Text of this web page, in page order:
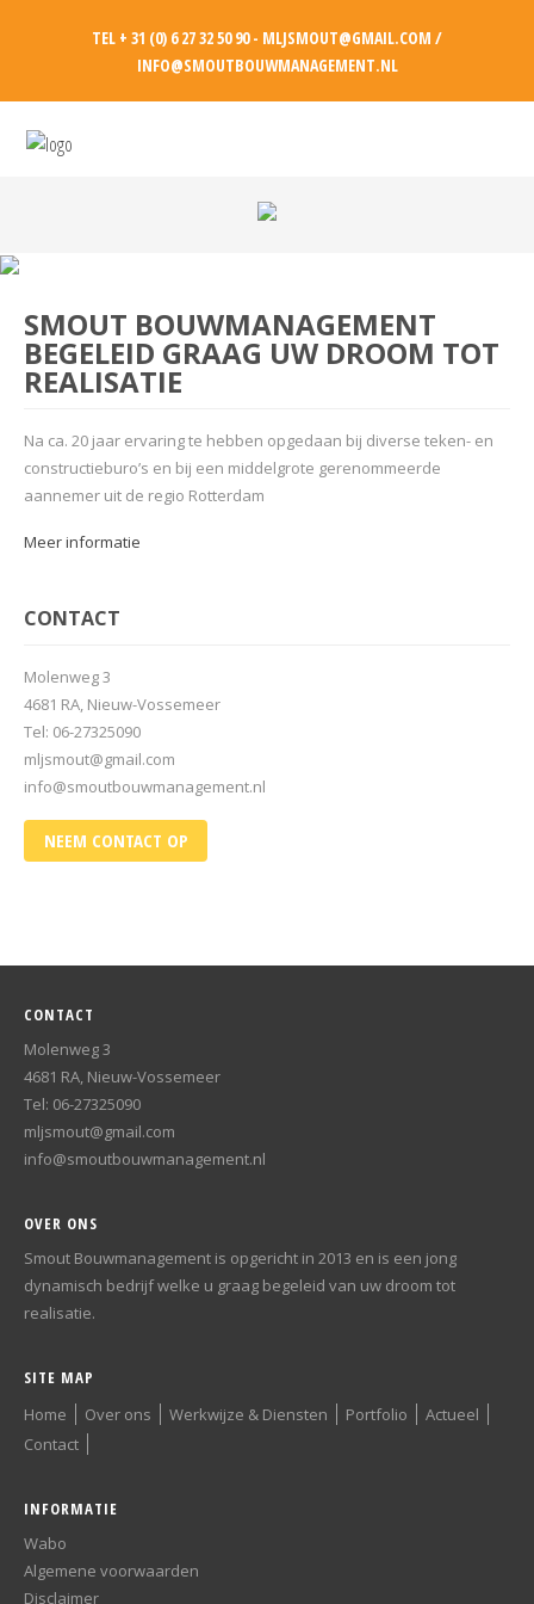
TEL + 31 (0) 6 27 32 50 90 - MLJSMOUT@GMAIL.COM /
INFO@SMOUTBOUWMANAGEMENT.NL
SMOUT BOUWMANAGEMENT
BEGELEID GRAAG UW DROOM TOT
REALISATIE
Na ca. 20 jaar ervaring te hebben opgedaan bij diverse teken- en
constructieburo’s en bij een middelgrote gerenommeerde
aannemer uit de regio Rotterdam
Meer informatie
CONTACT
Molenweg 3
4681 RA, Nieuw-Vossemeer
Tel: 06-27325090
mljsmout@gmail.com
info@smoutbouwmanagement.nl
NEEM CONTACT OP
CONTACT
Molenweg 3
4681 RA, Nieuw-Vossemeer
Tel: 06-27325090
mljsmout@gmail.com
info@smoutbouwmanagement.nl
OVER ONS
Smout Bouwmanagement is opgericht in 2013 en is een jong
dynamisch bedrijf welke u graag begeleid van uw droom tot
realisatie.
SITE MAP
Home
Over ons Werkwijze & Diensten Portfolio
Actueel
Contact
INFORMATIE
Wabo
Algemene voorwaarden
Disclaimer